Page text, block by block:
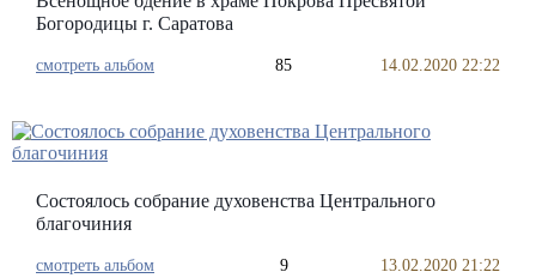
Богородицы г. Саратова
смотреть альбом 85 14.02.2020 22:22
Состоялось собрание духовенства Центрального
благочиния
смотреть альбом 9 13.02.2020 21:22